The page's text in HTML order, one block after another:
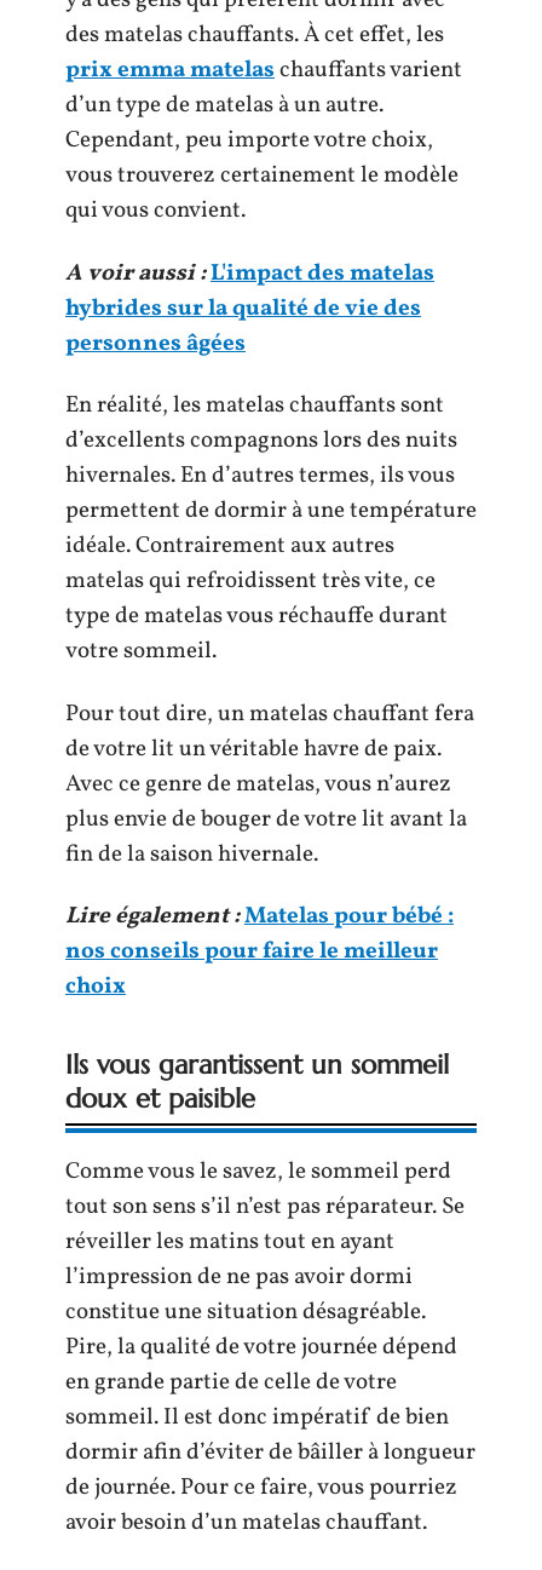
des matelas chauffants. À cet effet, les
prix emma matelaschauffants varient
d’un type de matelas à un autre.
Cependant, peu importe votre choix,
vous trouverez certainement le modèle
qui vous convient.
A voir aussi :L'impact des matelas
hybrides sur la qualité de vie des
personnes âgées
En réalité, les matelas chauffants sont
d’excellents compagnons lors des nuits
hivernales. En d’autres termes, ils vous
permettent de dormir à une température
idéale. Contrairement aux autres
matelas qui refroidissent très vite, ce
type de matelas vous réchauffe durant
votre sommeil.
Pour tout dire, un matelas chauffant fera
de votre lit un véritable havre de paix.
Avec ce genre de matelas, vous n’aurez
plus envie de bouger de votre lit avant la
fin de la saison hivernale.
Lire également :Matelas pour bébé :
nos conseils pour faire le meilleur
choix
Ils vous garantissent un sommeil
doux et paisible
Comme vous le savez, le sommeil perd
tout son sens s’il n’est pas réparateur. Se
réveiller les matins tout en ayant
l’impression de ne pas avoir dormi
constitue une situation désagréable.
Pire, la qualité de votre journée dépend
en grande partie de celle de votre
sommeil. Il est donc impératif de bien
dormir afin d’éviter de bâiller à longueur
de journée. Pour ce faire, vous pourriez
avoir besoin d’un matelas chauffant.